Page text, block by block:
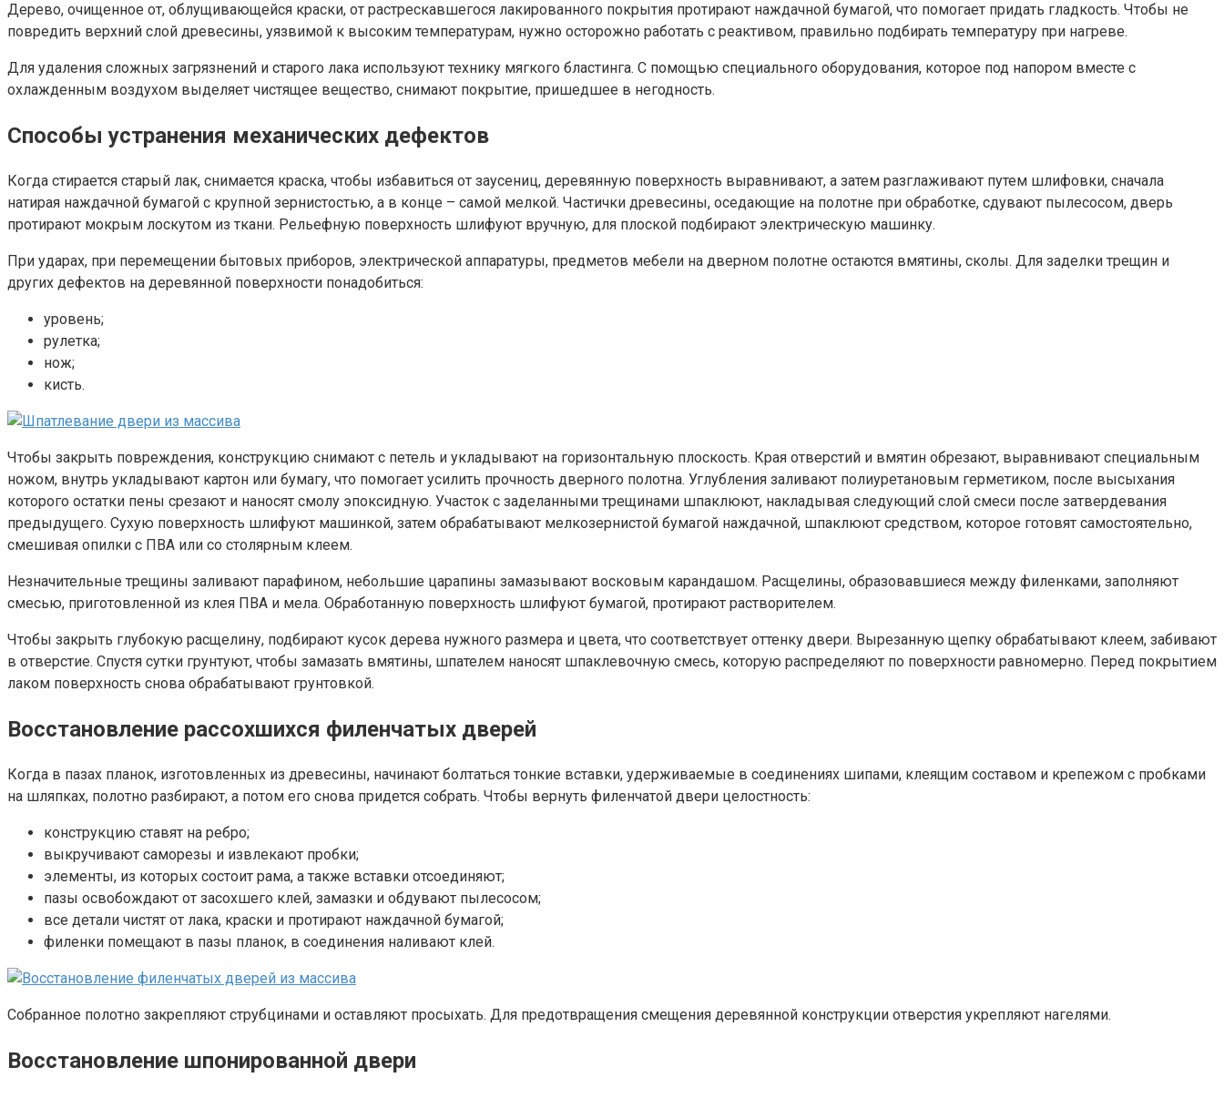
Дерево, очищенное от, облущивающейся краски, от растрескавшегося лакированного покрытия протирают наждачной бумагой, что помогает придать гладкость. Чтобы не
повредить верхний слой древесины, уязвимой к высоким температурам, нужно осторожно работать с реактивом, правильно подбирать температуру при нагреве.
Для удаления сложных загрязнений и старого лака используют технику мягкого бластинга. С помощью специального оборудования, которое под напором вместе с
охлажденным воздухом выделяет чистящее вещество, снимают покрытие, пришедшее в негодность.
Способы устранения механических дефектов
Когда стирается старый лак, снимается краска, чтобы избавиться от заусениц, деревянную поверхность выравнивают, а затем разглаживают путем шлифовки, сначала
натирая наждачной бумагой с крупной зернистостью, а в конце – самой мелкой. Частички древесины, оседающие на полотне при обработке, сдувают пылесосом, дверь
протирают мокрым лоскутом из ткани. Рельефную поверхность шлифуют вручную, для плоской подбирают электрическую машинку.
При ударах, при перемещении бытовых приборов, электрической аппаратуры, предметов мебели на дверном полотне остаются вмятины, сколы. Для заделки трещин и
других дефектов на деревянной поверхности понадобиться:
уровень;
рулетка;
нож;
кисть.
Чтобы закрыть повреждения, конструкцию снимают с петель и укладывают на горизонтальную плоскость. Края отверстий и вмятин обрезают, выравнивают специальным
ножом, внутрь укладывают картон или бумагу, что помогает усилить прочность дверного полотна. Углубления заливают полиуретановым герметиком, после высыхания
которого остатки пены срезают и наносят смолу эпоксидную. Участок с заделанными трещинами шпаклюют, накладывая следующий слой смеси после затвердевания
предыдущего. Сухую поверхность шлифуют машинкой, затем обрабатывают мелкозернистой бумагой наждачной, шпаклюют средством, которое готовят самостоятельно,
смешивая опилки с ПВА или со столярным клеем.
Незначительные трещины заливают парафином, небольшие царапины замазывают восковым карандашом. Расщелины, образовавшиеся между филенками, заполняют
смесью, приготовленной из клея ПВА и мела. Обработанную поверхность шлифуют бумагой, протирают растворителем.
Чтобы закрыть глубокую расщелину, подбирают кусок дерева нужного размера и цвета, что соответствует оттенку двери. Вырезанную щепку обрабатывают клеем, забивают
в отверстие. Спустя сутки грунтуют, чтобы замазать вмятины, шпателем наносят шпаклевочную смесь, которую распределяют по поверхности равномерно. Перед покрытием
лаком поверхность снова обрабатывают грунтовкой.
Восстановление рассохшихся филенчатых дверей
Когда в пазах планок, изготовленных из древесины, начинают болтаться тонкие вставки, удерживаемые в соединениях шипами, клеящим составом и крепежом с пробками
на шляпках, полотно разбирают, а потом его снова придется собрать. Чтобы вернуть филенчатой двери целостность:
конструкцию ставят на ребро;
выкручивают саморезы и извлекают пробки;
элементы, из которых состоит рама, а также вставки отсоединяют;
пазы освобождают от засохшего клей, замазки и обдувают пылесосом;
все детали чистят от лака, краски и протирают наждачной бумагой;
филенки помещают в пазы планок, в соединения наливают клей.
Собранное полотно закрепляют струбцинами и оставляют просыхать. Для предотвращения смещения деревянной конструкции отверстия укрепляют нагелями.
Восстановление шпонированной двери